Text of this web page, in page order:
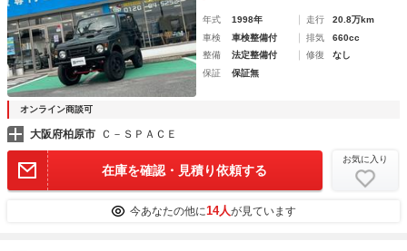
年式 1998年 走行
20.8万km
車検
車検整備付 排気
660cc
整備
法定整備付 修復
なし
保証
保証無
オンライン商談可
大阪府柏原市 Ｃ－ＳＰＡＣＥ
在庫を確認・見積り依頼する
お気に入り
今あなたの他に14人が見ています